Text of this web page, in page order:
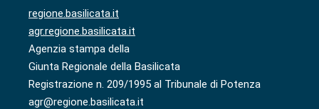
regione.basilicata.it
agr.regione.basilicata.it
Agenzia stampa della
Giunta Regionale della Basilicata
Registrazione n. 209/1995 al Tribunale di Potenza
agr@regione.basilicata.it